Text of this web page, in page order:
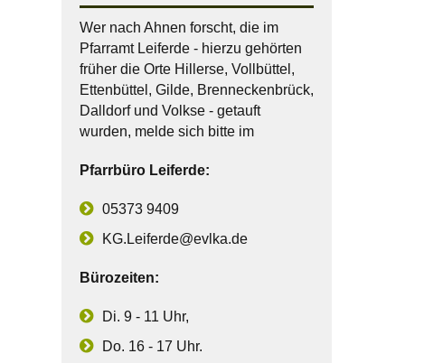
Wer nach Ahnen forscht, die im
Pfarramt Leiferde - hierzu gehörten
früher die Orte Hillerse, Vollbüttel,
Ettenbüttel, Gilde, Brenneckenbrück,
Dalldorf und Volkse - getauft
wurden, melde sich bitte im
Pfarrbüro Leiferde:
05373 9409
KG.Leiferde@evlka.de
Bürozeiten:
Di. 9 - 11 Uhr,
Do. 16 - 17 Uhr.